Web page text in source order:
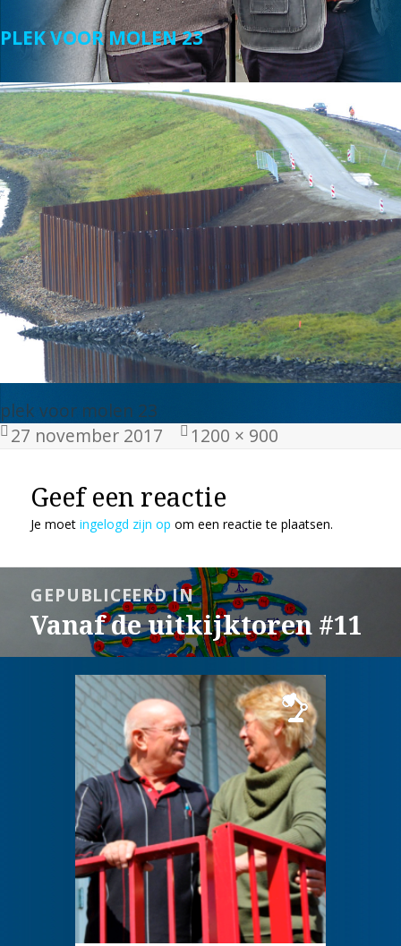
PLEK VOOR MOLEN 23
plek voor molen 23
Geplaatst
27 november 2017
Volledige
1200 × 900
Geef een reactie
Je moetingelogd zijn op om een reactie te plaatsen.
navigatieGEPUBLICEERD IN
Vanaf de uitkijktoren #11